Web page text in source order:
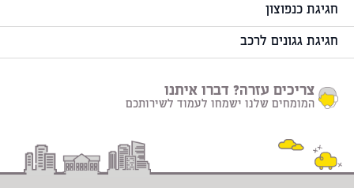
חגיגת כנפוצון
חגיגת גגונים לרכב
צריכים עזרה? דברו איתנו
המומחים שלנו ישמחו לעמוד לשירותכם